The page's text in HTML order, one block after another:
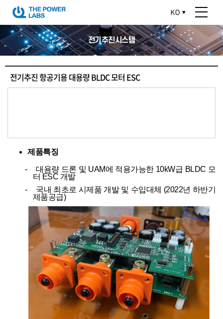
전기추진시스템
전기추진 항공기용 대용량 BLDC 모터 ESC
제품특징
- 대용량 드론 및 UAM에 적용가능한 10kW급 BLDC 모
터 ESC 개발
-
국내 최초로 시제품 개발 및 수입대체 (2022년 하반기
제품공급)